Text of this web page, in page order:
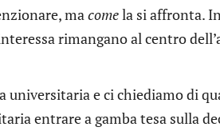
macomela si affronta.
rimangano al centro
universitaria e ci chiediamo di
entrare a gamba tesa sulla